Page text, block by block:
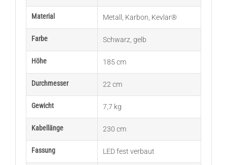
Material Metall Karbon Kevlar®
Farbe Schwarz gelb
Höhe 185 cm
Durchmesser 22 cm
Gewicht 7,7 kg
Kabellänge 230 cm
Fassung LED fest verbaut